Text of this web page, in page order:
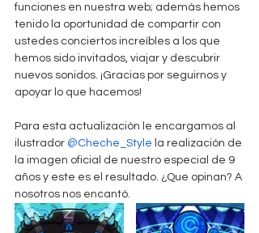
funciones en nuestra web; además hemos
tenido la oportunidad de compartir con
ustedes conciertos increíbles a los que
hemos sido invitados, viajar y descubrir
nuevos sonidos. ¡Gracias por seguirnos y
apoyar lo que hacemos!
Para esta actualización le encargamos al
ilustrador @Cheche_Style la realización de
la imagen oficial de nuestro especial de 9
años y este es el resultado. ¿Que opinan? A
nosotros nos encantó.